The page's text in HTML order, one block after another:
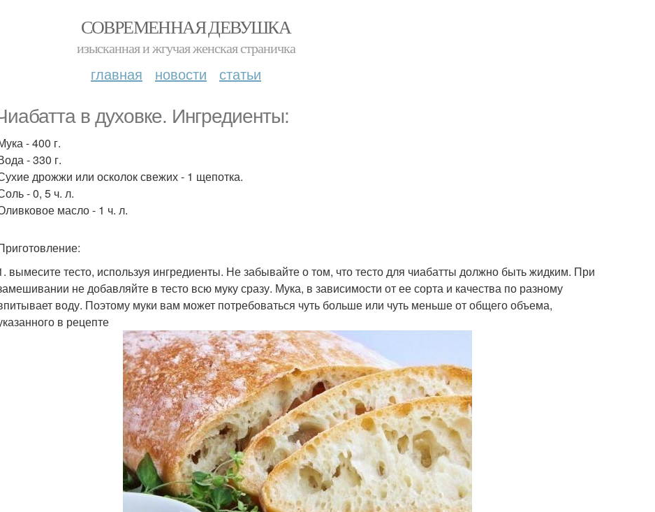
СОВРЕМЕННАЯ ДЕВУШКА
изысканная и жгучая женская страничка
главная новости статьи
в духовке. Ингредиенты:
- 400 г.
- 330 г.
дрожжи или осколок свежих - 1 щепотка.
- 0, 5 ч. л.
масло - 1 ч. л.
вымесите тесто, используя ингредиенты. Не забывайте о том, что тесто для чиабатты должно быть жидким. При
не добавляйте в тесто всю муку сразу. Мука, в зависимости от ее сорта и качества по разному
воду. Поэтому муки вам может потребоваться чуть больше или чуть меньше от общего объема,
в рецепте